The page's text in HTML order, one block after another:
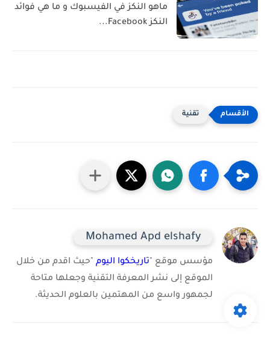
ماهو النكز في الفيسبوك و ما هي فوائد
النكز Facebook...
تقنية
Mohamed Apd elshafy
مؤسس موقع "تاريخكوا اليوم "حيث اقدم من خلال
الموقع إلى نشر المعرفة التقنية وجعلها متاحة
لجمهور واسع من المهتمين بالعلوم الحديثة.